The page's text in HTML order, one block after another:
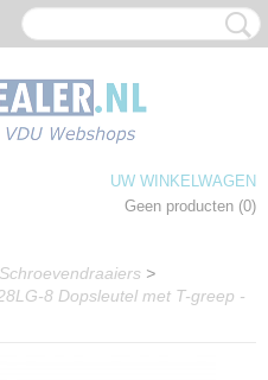
UW WINKELWAGEN
Geen producten (0)
Schroevendraaiers >
8 Dopsleutel met T-greep -